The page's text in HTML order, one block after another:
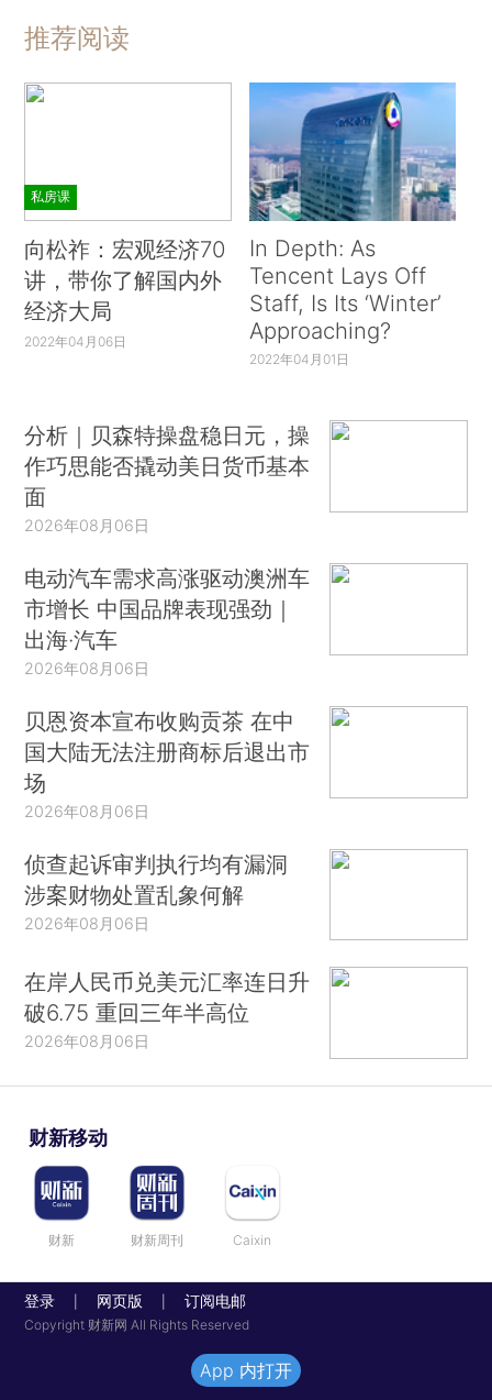
推荐阅读
私房课
向松祚：宏观经济70
讲，带你了解国内外
经济大局
2022年04月06日
In Depth: As
Tencent Lays Off
Staff, Is Its ‘Winter’
Approaching?
2022年04月01日
分析｜贝森特操盘稳日元，操
作巧思能否撬动美日货币基本
面
2026年08月06日
电动汽车需求高涨驱动澳洲车
市增长 中国品牌表现强劲｜
出海·汽车
2026年08月06日
贝恩资本宣布收购贡茶 在中
国大陆无法注册商标后退出市
场
2026年08月06日
侦查起诉审判执行均有漏洞
涉案财物处置乱象何解
2026年08月06日
在岸人民币兑美元汇率连日升
破6.75 重回三年半高位
2026年08月06日
财新移动
财新 财新周刊 Caixin
登录 网页版 订阅电邮
Copyright 财新网 All Rights Reserved
App 内打开